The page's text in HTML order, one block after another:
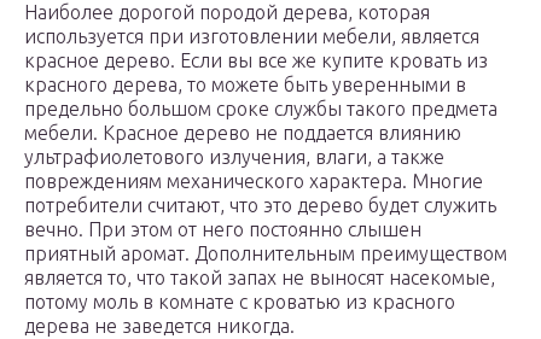
Наиболее дорогой породой дерева, которая
используется при изготовлении мебели, является
красное дерево. Если вы все же купите кровать из
красного дерева, то можете быть уверенными в
предельно большом сроке службы такого предмета
мебели. Красное дерево не поддается влиянию
ультрафиолетового излучения, влаги, а также
повреждениям механического характера. Многие
потребители считают, что это дерево будет служить
вечно. При этом от него постоянно слышен
приятный аромат. Дополнительным преимуществом
является то, что такой запах не выносят насекомые,
потому моль в комнате с кроватью из красного
дерева не заведется никогда.